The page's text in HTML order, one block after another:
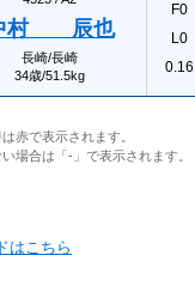
村 辰也
長崎/長崎
34歳/51.5kg
F0
L0
0.16
赤で表示されます。
場合は「-」で表示されます。
はこちら